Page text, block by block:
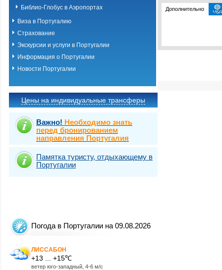
Библио-Глобус в Аэропортах
Виза в Португалию
Страхование
Экскурсии и услуги в Португалии
Информация о Португалии
Новости Португалии
Цены на индивидуальные трансферы
Важно! Необходимо знать
перед бронированием
направления Португалия
Памятка туристу, отдыхающему в
Португалии
Погода в Португалии на 09.08.2026
ЛИССАБОН
+13 ... +15℃
ветер юго-западный, 4-6 м/с
Дополнительно
Виза